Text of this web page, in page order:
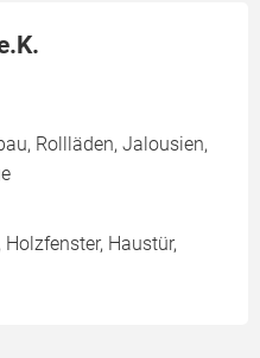
Rollläden, Jalousien,
Haustür,